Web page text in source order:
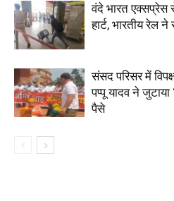
वंदे भारत एक्सप्रेस
हार्ट, भारतीय रेल ने
संसद परिसर में
पप्पू यादव ने
पैसे